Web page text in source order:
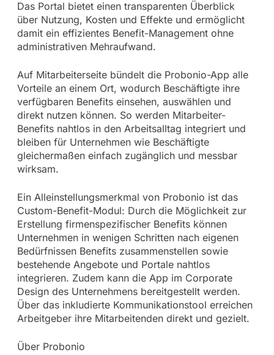
Das Portal bietet einen transparenten Überblick
über Nutzung, Kosten und Effekte und ermöglicht
damit ein effizientes Benefit-Management ohne
administrativen Mehraufwand.
Auf Mitarbeiterseite bündelt die Probonio-App alle
Vorteile an einem Ort, wodurch Beschäftigte ihre
verfügbaren Benefits einsehen, auswählen und
direkt nutzen können. So werden Mitarbeiter-
Benefits nahtlos in den Arbeitsalltag integriert und
bleiben für Unternehmen wie Beschäftigte
gleichermaßen einfach zugänglich und messbar
wirksam.
Ein Alleinstellungsmerkmal von Probonio ist das
Custom-Benefit-Modul: Durch die Möglichkeit zur
Erstellung firmenspezifischer Benefits können
Unternehmen in wenigen Schritten nach eigenen
Bedürfnissen Benefits zusammenstellen sowie
bestehende Angebote und Portale nahtlos
integrieren. Zudem kann die App im Corporate
Design des Unternehmens bereitgestellt werden.
Über das inkludierte Kommunikationstool erreichen
Arbeitgeber ihre Mitarbeitenden direkt und gezielt.
Über Probonio